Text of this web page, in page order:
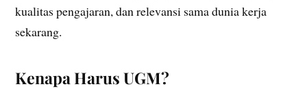
kualitas pengajaran, dan relevansi sama dunia kerja
sekarang.
Kenapa Harus UGM?